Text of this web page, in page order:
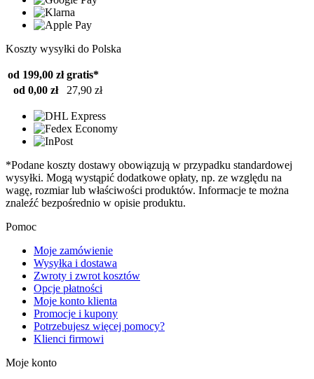
Koszty wysyłki do Polska
od 199,00 zł gratis*
od 0,00 zł
27,90 zł
*Podane koszty dostawy obowiązują w przypadku standardowej
wysyłki. Mogą wystąpić dodatkowe opłaty, np. ze względu na
wagę, rozmiar lub właściwości produktów. Informacje te można
znaleźć bezpośrednio w opisie produktu.
Pomoc
Moje zamówienie
Wysyłka i dostawa
Zwroty i zwrot kosztów
Opcje płatności
Moje konto klienta
Promocje i kupony
Potrzebujesz więcej pomocy?
Klienci firmowi
Moje konto